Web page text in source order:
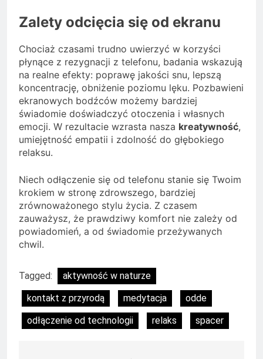
Zalety odcięcia się od ekranu
Chociaż czasami trudno uwierzyć w korzyści
płynące z rezygnacji z telefonu, badania wskazują
na realne efekty: poprawę jakości snu, lepszą
koncentrację, obniżenie poziomu lęku. Pozbawieni
ekranowych bodźców możemy bardziej
świadomie doświadczyć otoczenia i własnych
emocji. W rezultacie wzrasta nasza kreatywność,
umiejętność empatii i zdolność do głębokiego
relaksu.
Niech odłączenie się od telefonu stanie się Twoim
krokiem w stronę zdrowszego, bardziej
zrównoważonego stylu życia. Z czasem
zauważysz, że prawdziwy komfort nie zależy od
powiadomień, a od świadomie przeżywanych
chwil.
Tagged:
aktywność w naturze
kontakt z przyrodą
medytacja
odde
odłączenie od technologii
relaks spacer